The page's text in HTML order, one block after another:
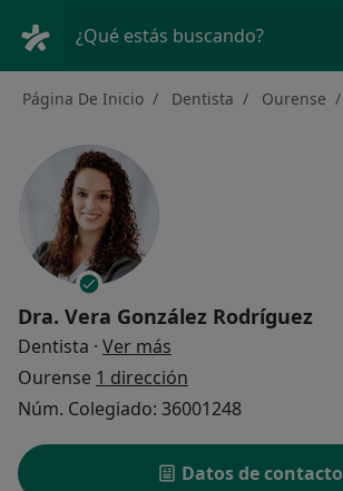
¿Qué estás buscando?
Página De Inicio Dentista Ourense
Dra. Vera González Rodríguez
Dentista · Ver más
Ourense 1 dirección
Núm. Colegiado: 36001248
Datos de contacto